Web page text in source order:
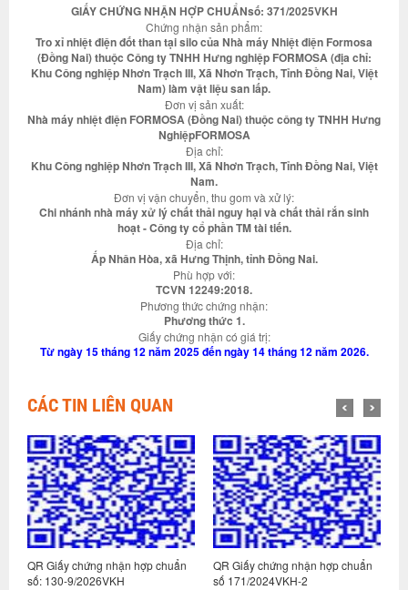
GIẤY CHỨNG NHẬN HỢP CHUẨNsố: 371/2025VKH
Chứng nhận sản phẩm:
Tro xỉ nhiệt điện đốt than tại silo của Nhà máy Nhiệt điện Formosa
(Đồng Nai) thuộc Công ty TNHH Hưng nghiệp FORMOSA (địa chỉ:
Khu Công nghiệp Nhơn Trạch III, Xã Nhơn Trạch, Tỉnh Đồng Nai, Việt
Nam) làm vật liệu san lấp.
Đơn vị sản xuất:
Nhà máy nhiệt điện FORMOSA (Đồng Nai) thuộc công ty TNHH Hưng
NghiệpFORMOSA
Địa chỉ:
Khu Công nghiệp Nhơn Trạch III, Xã Nhơn Trạch, Tỉnh Đồng Nai, Việt
Nam.
Đơn vị vận chuyển, thu gom và xử lý:
Chi nhánh nhà máy xử lý chất thải nguy hại và chất thải rắn sinh
hoạt - Công ty cổ phần TM tài tiến.
Địa chỉ:
Ấp Nhân Hòa, xã Hưng Thịnh, tỉnh Đồng Nai.
Phù hợp với:
TCVN 12249:2018.
Phương thức chứng nhận:
Phương thức 1.
Giấy chứng nhận có giá trị:
Từ ngày 15 tháng 12 năm 2025 đến ngày 14 tháng 12 năm 2026.
CÁC TIN LIÊN QUAN
QR Giấy chứng nhận hợp chuẩn
số: 130-9/2026VKH
QR Giấy chứng nhận hợp chuẩn
số 171/2024VKH-2